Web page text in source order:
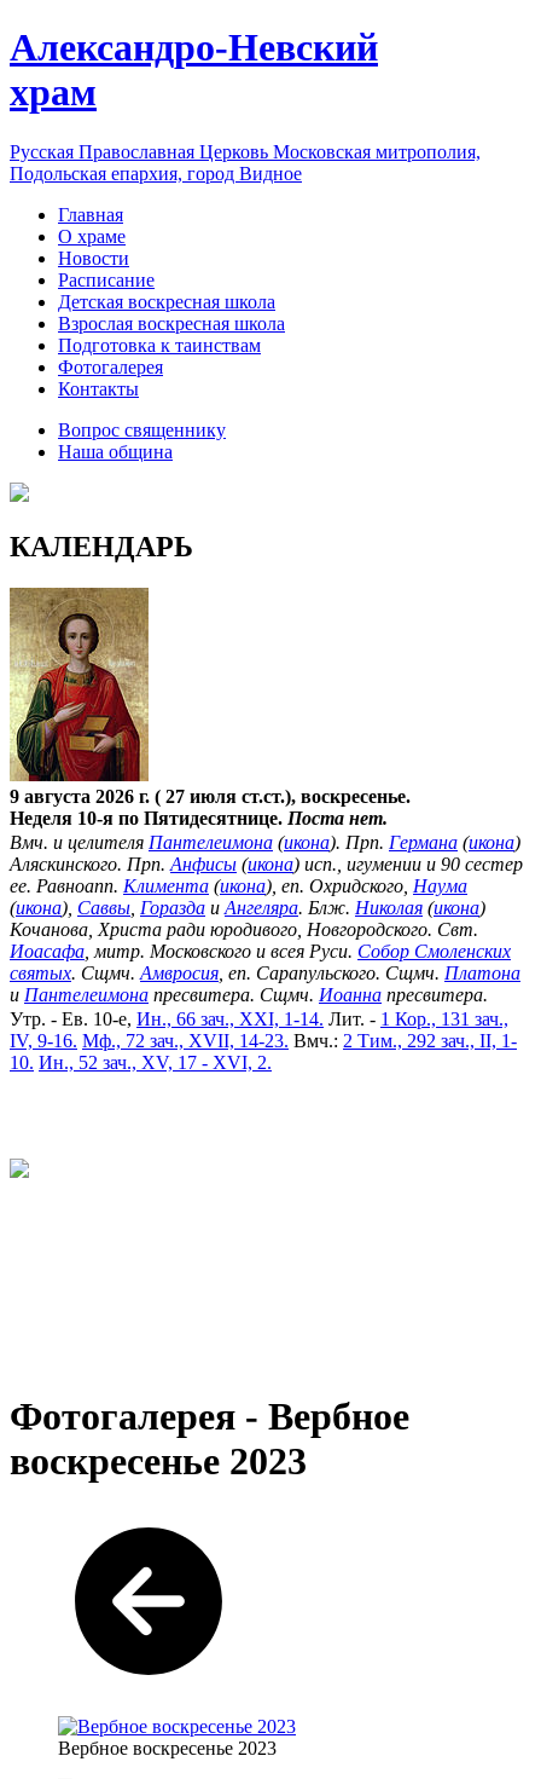
Александро-Невский
храм
Русская Православная Церковь Московская митрополия,
Подольская епархия, город Видное
Главная
О храме
Новости
Расписание
Детская воскресная школа
Взрослая воскресная школа
Подготовка к таинствам
Фотогалерея
Контакты
Вопрос священнику
Наша община
КАЛЕНДАРЬ
9 августа 2026 г. ( 27 июля ст.ст.), воскресенье.
Неделя 10-я по Пятидесятнице. Поста нет.
Вмч. и целителя Пантелеимона (икона). Прп. Германа (икона)
Аляскинского. Прп. Анфисы (икона) исп., игумении и 90 сестер
ее. Равноапп. Климента (икона), еп. Охридского, Наума
(икона), Саввы Горазда и Ангеляра. Блж. Николая (икона)
Кочанова, Христа ради юродивого, Новгородского. Свт.
Иоасафа , митр. Московского и всея Руси. Собор Смоленских
святых. Сщмч. Амвросия , еп. Сарапульского. Сщмч. Платона
и Пантелеимона пресвитера. Сщмч. Иоанна пресвитера.
Утр. - Ев. 10-е, Ин., 66 зач., XXI, 1-14. Лит. - 1 Кор., 131 зач.,
IV, 9-16. Мф., 72 зач., XVII, 14-23. Вмч.: 2 Тим., 292 зач., II, 1-
10. Ин., 52 зач., XV, 17 - XVI, 2.
Фотогалерея - Вербное
воскресенье 2023
Вербное воскресенье 2023